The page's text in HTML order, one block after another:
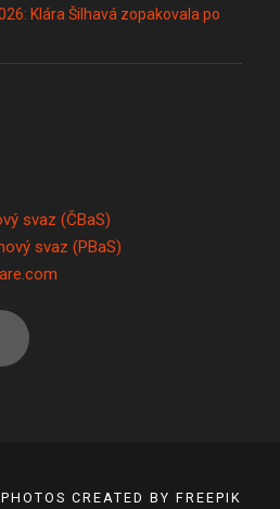
Klára Šilhavá zopakovala po
svaz (ČBaS)
svaz (PBaS)
CREATED BY FREEPIK